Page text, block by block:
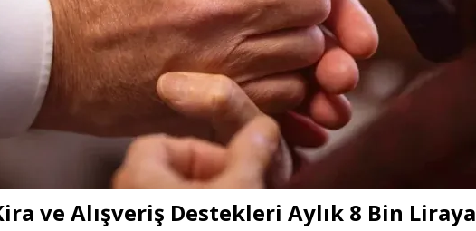
ve Alışveriş Destekleri Aylık 8 Bin Liraya